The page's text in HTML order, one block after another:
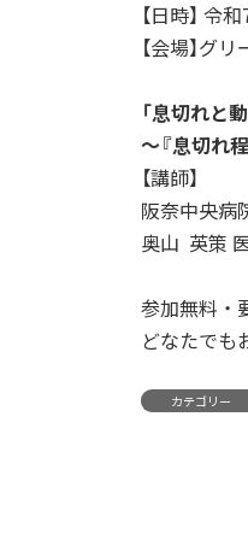
【日時】 令
【会場】グ
「息切れと動
～『息切れ
【講師】
阪奈中央病
奥山 英策
参加無料 ・
どなたでも
カテゴリー